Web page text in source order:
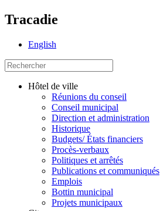
Tracadie
English
Hôtel de ville
Réunions du conseil
Conseil municipal
Direction et administration
Historique
Budgets/ États financiers
Procès-verbaux
Politiques et arrêtés
Publications et communiqués
Emplois
Bottin municipal
Projets municipaux